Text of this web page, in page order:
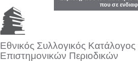
Εθνικός Συλλογικός Κατάλογος
Επιστημονικών Περιοδικών
που σε